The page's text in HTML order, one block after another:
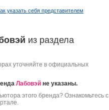
указать себя представителем
из раздела
уточняйте в официальных
Лабовэй не указаны.
этого бренда? Ознакомьтесь с